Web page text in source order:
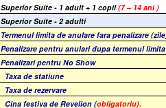
Superior Suite - 1 adult + 1 copil(7 – 14 ani )
Superior Suite - 2 adulti
Termenul limita de anulare fara penalizare
Penalizare pentru anulari dupa termenul limita
Penalizari pentru No Show
Taxa de statiune
Taxa de rezervare
Cina festiva de Revelion (obligatoriu).